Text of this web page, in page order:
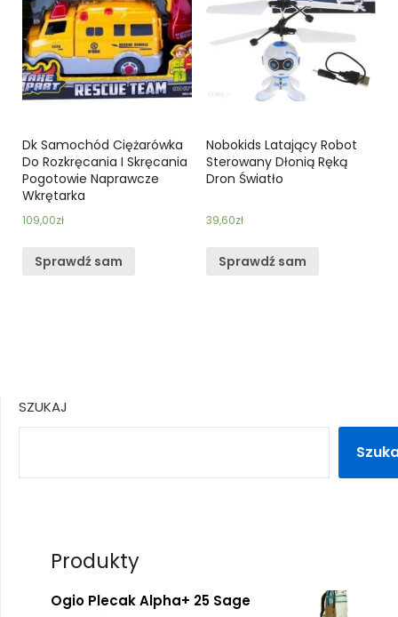
Dk Samochód Ciężarówka
Do Rozkręcania I Skręcania
Pogotowie Naprawcze
Wkrętarka
109,00zł
Sprawdź sam
Nobokids Latający Robot
Sterowany Dłonią Ręką
Dron Światło
39,60zł
Sprawdź sam
SZUKAJ
Produkty
Ogio Plecak Alpha+ 25 Sage